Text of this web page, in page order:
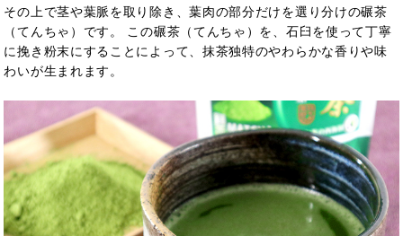
その上で茎や葉脈を取り除き、葉肉の部分だけを選り分けの碾茶
（てんちゃ）です。 この碾茶（てんちゃ）を、石臼を使って丁寧
に挽き粉末にすることによって、抹茶独特のやわらかな香りや味
わいが生まれます。